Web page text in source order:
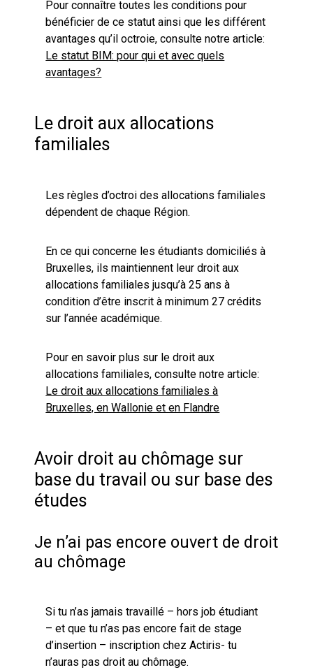
Pour connaître toutes les conditions pour
bénéficier de ce statut ainsi que les différent
avantages qu’il octroie, consulte notre article:
Le statut BIM: pour qui et avec quels
avantages?
Le droit aux allocations
familiales
Les règles d’octroi des allocations familiales
dépendent de chaque Région.
En ce qui concerne les étudiants domiciliés à
Bruxelles, ils maintiennent leur droit aux
allocations familiales jusqu’à 25 ans à
condition d’être inscrit à minimum 27 crédits
sur l’année académique.
Pour en savoir plus sur le droit aux
allocations familiales, consulte notre article:
Le droit aux allocations familiales à
Bruxelles, en Wallonie et en Flandre
Avoir droit au chômage sur
base du travail ou sur base des
études
Je n’ai pas encore ouvert de droit
au chômage
Si tu n’as jamais travaillé – hors job étudiant
– et que tu n’as pas encore fait de stage
d’insertion – inscription chez Actiris- tu
n’auras pas droit au chômage.